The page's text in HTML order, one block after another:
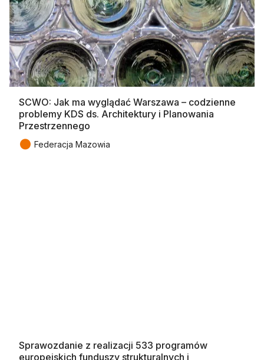
SCWO: Jak ma wyglądać Warszawa – codzienne
problemy KDS ds. Architektury i Planowania
Przestrzennego
● Federacja Mazowia
Sprawozdanie z realizacji 533 programów
europejskich funduszy strukturalnych i